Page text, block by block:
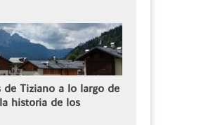
de Tiziano a lo largo de
historia de los